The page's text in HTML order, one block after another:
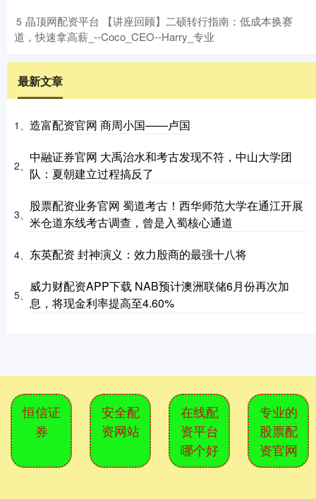
5 ​晶顶网配资平台 【讲座回顾】二硕转行指南：低成本换赛
道，快速拿高薪_--Coco_CEO--Harry_专业
最新文章
1、 造富配资官网 商周小国——卢国
2、
中融证券官网 大禹治水和考古发现不符，中山大学团
队：夏朝建立过程搞反了
3、
股票配资业务官网 蜀道考古！西华师范大学在通江开展
米仓道东线考古调查，曾是入蜀核心通道
4、 东英配资 封神演义：效力殷商的最强十八将
5、
威力财配资APP下载 NAB预计澳洲联储6月份再次加
息，将现金利率提高至4.60%
恒信证
券
安全配
资网站
在线配
资平台
哪个好
专业的
股票配
资官网